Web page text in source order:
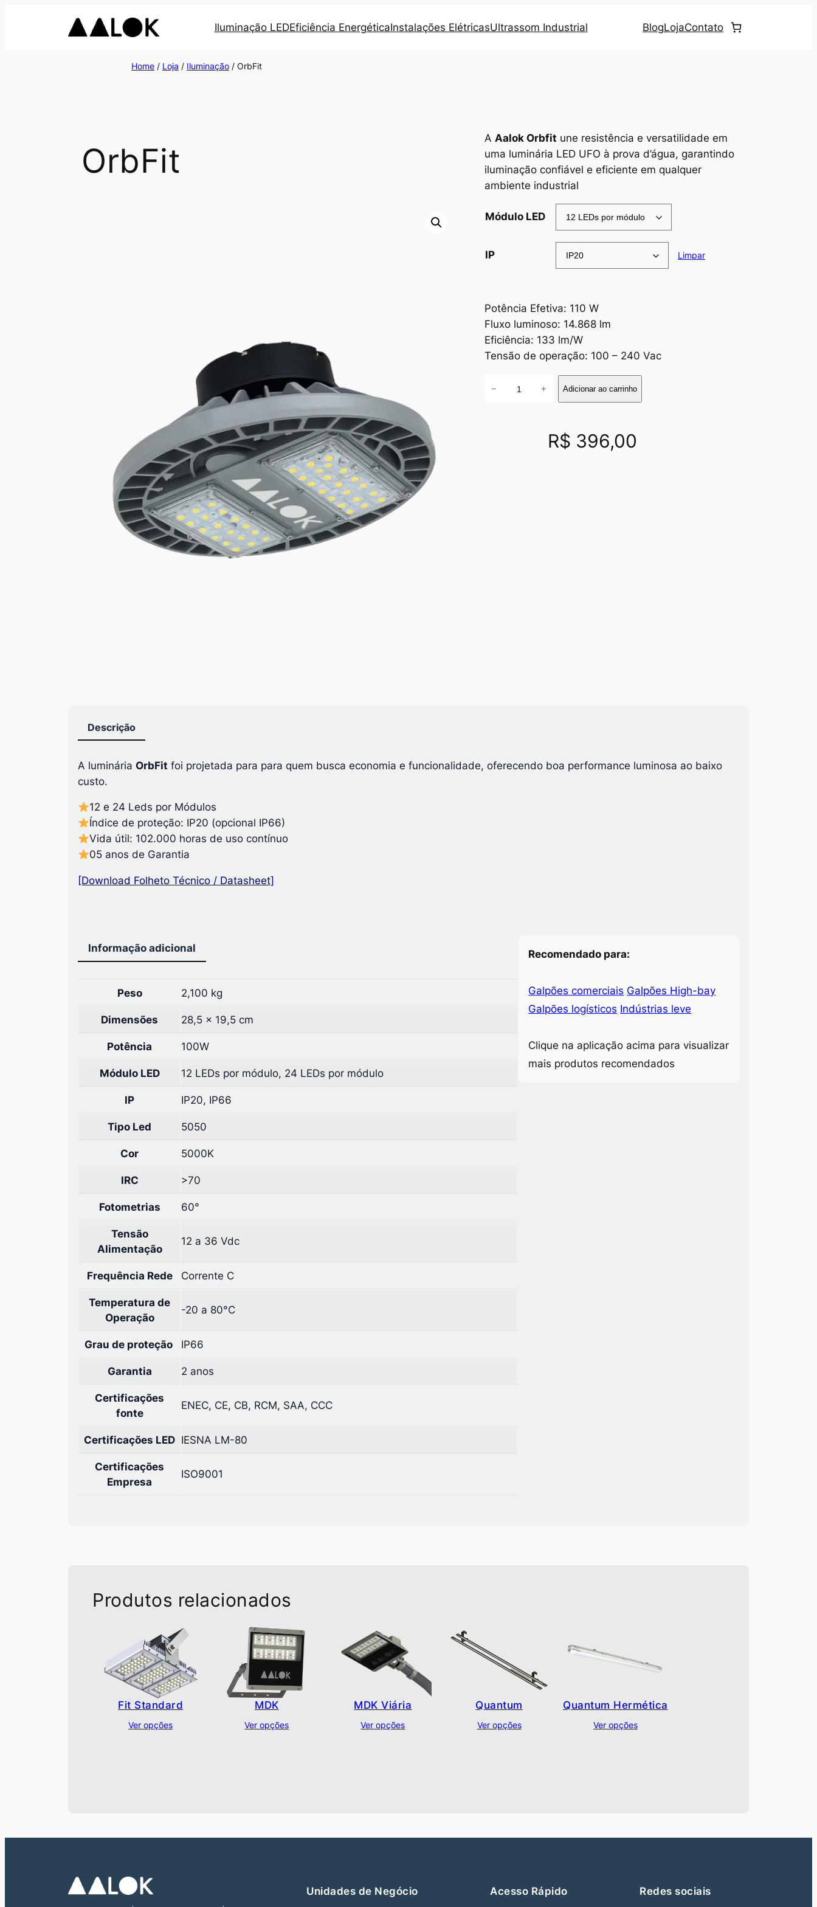
Iluminação LEDEficiência EnergéticaInstalações ElétricasUltrassom Industrial BlogLojaContato
Home / Loja / Iluminação / OrbFit
OrbFit
A Aalok Orbfit une resistência e versatilidade em
uma luminária LED UFO à prova d’água, garantindo
iluminação confiável e eficiente em qualquer
ambiente industrial
Módulo LED
IP Limpar
Potência Efetiva: 110 W
Fluxo luminoso: 14.868 lm
Eficiência: 133 lm/W
Tensão de operação: 100 – 240 Vac
− + Adicionar ao carrinho
R$ 396,00
Descrição
A luminária OrbFit foi projetada para para quem busca economia e funcionalidade, oferecendo boa performance luminosa ao baixo
custo.
12 e 24 Leds por Módulos
Índice de proteção: IP20 (opcional IP66)
Vida útil: 102.000 horas de uso contínuo
05 anos de Garantia
[Download Folheto Técnico / Datasheet]
Informação adicional
Peso 2,100 kg
Dimensões 28,5 × 19,5 cm
Potência 100W
Módulo LED 12 LEDs por módulo, 24 LEDs por módulo
IP IP20, IP66
Tipo Led 5050
Cor 5000K
IRC >70
Fotometrias 60°
Tensão
Alimentação
12 a 36 Vdc
Frequência Rede Corrente C
Temperatura de
Operação
-20 a 80°C
Grau de proteção IP66
Garantia 2 anos
Certificações
fonte
ENEC, CE, CB, RCM, SAA, CCC
Certificações LED IESNA LM-80
Certificações
Empresa
ISO9001
Recomendado para:
Galpões comerciais Galpões High-bay
Galpões logísticos Indústrias leve
Clique na aplicação acima para visualizar
mais produtos recomendados
Produtos relacionados
Fit Standard
Ver opções
MDK
Ver opções
MDK Viária
Ver opções
Quantum
Ver opções
Quantum Hermética
Ver opções
Unidades de Negócio Acesso Rápido Redes sociais